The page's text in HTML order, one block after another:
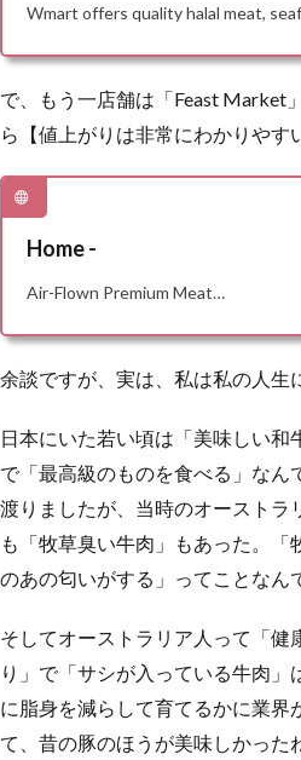
Wmart offers quality halal meat,
で、もう一店舗は「Feast Market
ら【値上がりは非常にわかりやす
Home -
Air-Flown Premium Meat…
余談ですが、実は、私は私の人生
日本にいた若い頃は「美味しい
で「最高級のものを食べる」な
渡りましたが、当時のオーストラ
も「牧草臭い牛肉」もあった。
のあの匂いがする」ってことなん
そしてオーストラリア人って「
り」で「サシが入っている牛肉
に脂身を減らして育てるかに業
て、昔の豚のほうが美味しかった